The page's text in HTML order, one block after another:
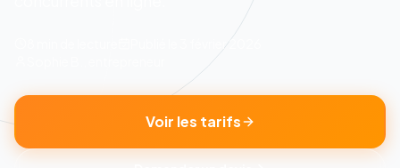
3 février 2026
Voir les tarifs